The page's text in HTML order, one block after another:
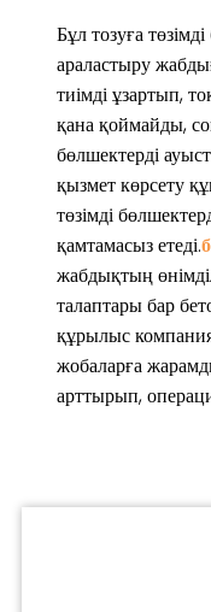
Бұл тозуға
араластыру
тиімді ұзартып,
қана қоймайды,
бөлшектерді
қызмет көрсету
төзімді
қамтамасыз етеді.
жабдықтың
талаптары бар
құрылыс
жобаларға
арттырып,